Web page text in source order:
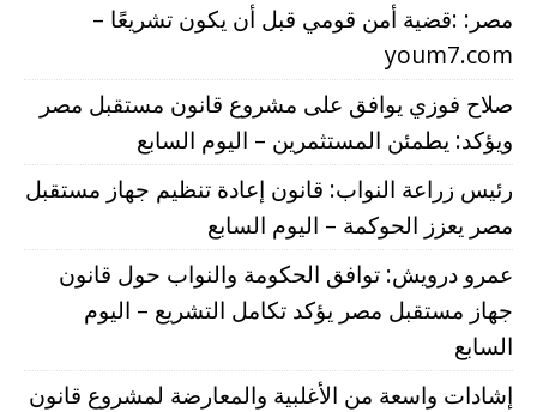
مصر: :قضية أمن قومي قبل أن يكون تشريعًا –
youm7.com
صلاح فوزي يوافق على مشروع قانون مستقبل مصر
ويؤكد: يطمئن المستثمرين – اليوم السابع
رئيس زراعة النواب: قانون إعادة تنظيم جهاز مستقبل
مصر يعزز الحوكمة – اليوم السابع
عمرو درويش: توافق الحكومة والنواب حول قانون
جهاز مستقبل مصر يؤكد تكامل التشريع – اليوم
السابع
إشادات واسعة من الأغلبية والمعارضة لمشروع قانون